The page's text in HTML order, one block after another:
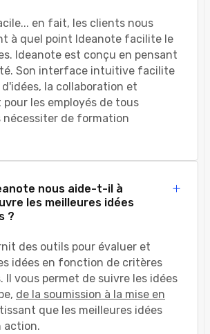
en fait, les clients nous
à quel point Ideanote facilite le
Ideanote est conçu en pensant
Son interface intuitive facilite
la collaboration et
les employés de tous
nécessiter de formation
nous aide-t-il à
les meilleures idées
?
des outils pour évaluer et
idées en fonction de critères
Il vous permet de suivre les idées
de la soumission à la mise en
que les meilleures idées
action.